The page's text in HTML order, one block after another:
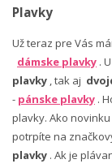
Plavky
Už teraz pre Vás
dámske plavky .
plavky , tak aj
- pánske plavky .
plavky. Ako
potrpíte na
plavky . Ak je